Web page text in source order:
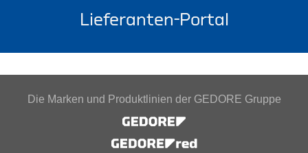
Lieferanten-Portal
Die Marken und Produktlinien der GEDORE Gruppe